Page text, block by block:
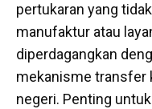
pertukaran yang
manufaktur atau
diperdagangkan
mekanisme transfer
negeri. Penting